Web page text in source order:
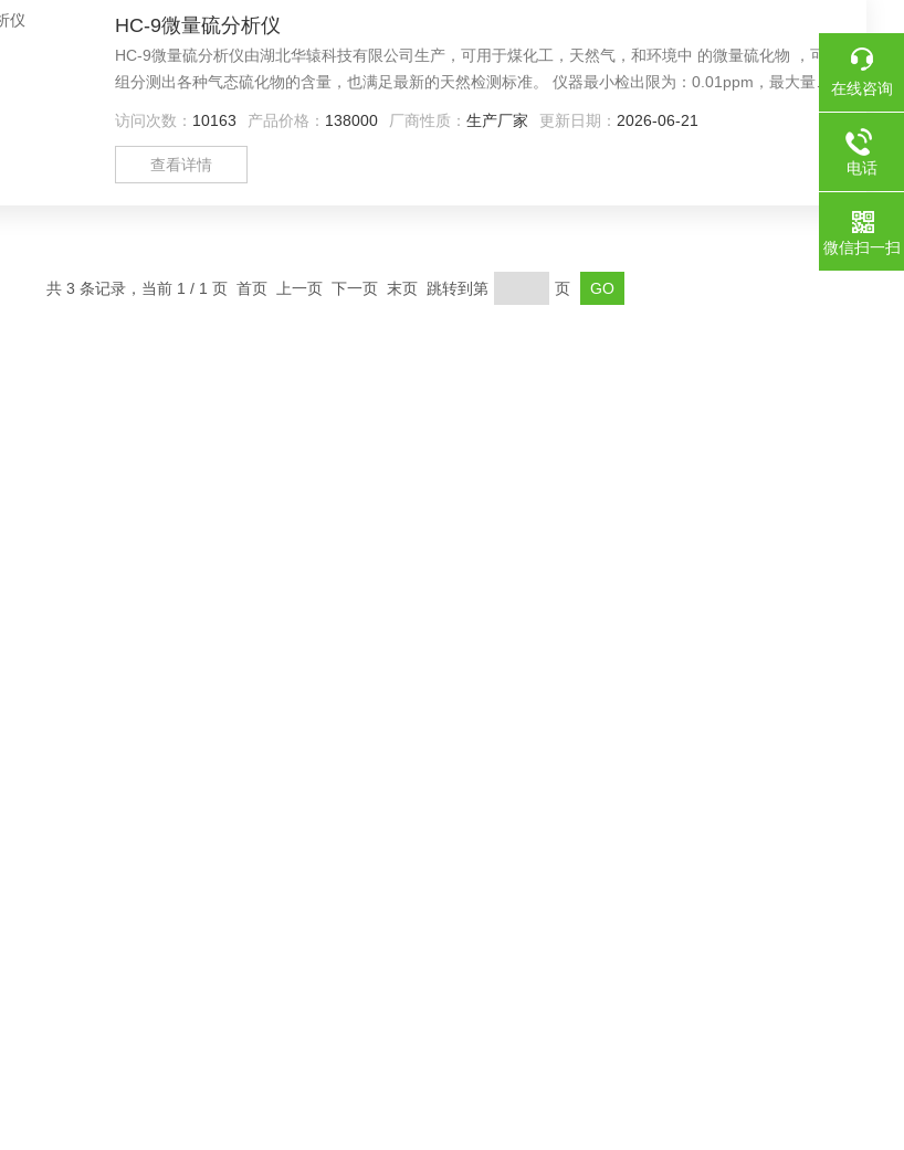
HC-9微量硫分析仪
HC-9微量硫分析仪由湖北华辕科技有限公司生产，可用于煤化工，天然气，和环境中 的微量硫化物 ，可按
组分测出各种气态硫化物的含量，也满足最新的天然检测标准。 仪器最小检出限为：0.01ppm，最大量程
可更具用户需要调整，最大可测1000ppm 仪器测验气动阀自动进样，7寸触屏操作，工作站采用反控工作
访问次数： 10163 产品价格： 138000 厂商性质： 生产厂家 更新日期： 2026-06-21
查看详情
共 3 条记录，当前 1 / 1 页 首页 上一页 下一页 末页 跳转到第 页
在线咨询
电话
微信扫一扫